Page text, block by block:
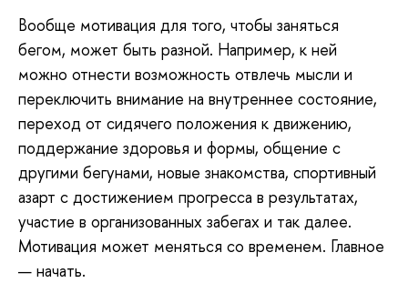
Вообще мотивация для того, чтобы заняться
бегом, может быть разной. Например, к ней
можно отнести возможность отвлечь мысли и
переключить внимание на внутреннее состояние,
переход от сидячего положения к движению,
поддержание здоровья и формы, общение с
другими бегунами, новые знакомства, спортивный
азарт с достижением прогресса в результатах,
участие в организованных забегах и так далее.
Мотивация может меняться со временем. Главное
— начать.